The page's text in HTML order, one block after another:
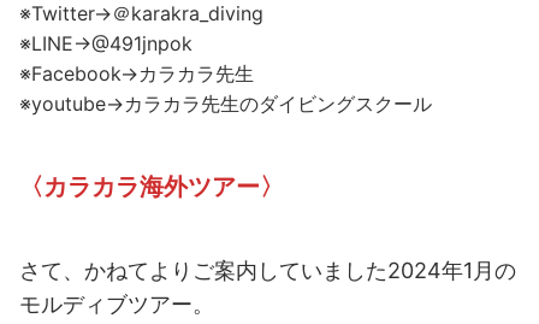
※Twitter→＠karakra_diving
※LINE→@491jnpok
※Facebook→カラカラ先生
※youtube→カラカラ先生のダイビングスクール
〈カラカラ海外ツアー〉
さて、かねてよりご案内していました2024年1月の
モルディブツアー。